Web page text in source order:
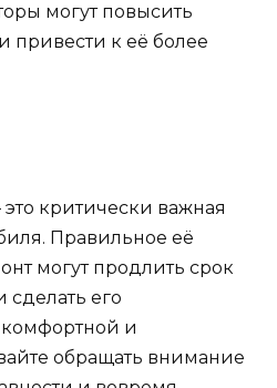
могут повысить
привести к её более
критически важная
Правильное её
могут продлить срок
его
и
обращать внимание